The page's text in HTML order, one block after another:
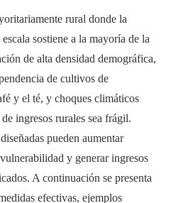
rural donde la
sostiene a la mayoría de la
de alta densidad demográfica,
de cultivos de
y el té, y choques climáticos
ingresos rurales sea frágil.
pueden aumentar
y generar ingresos
A continuación se presenta
efectivas, ejemplos